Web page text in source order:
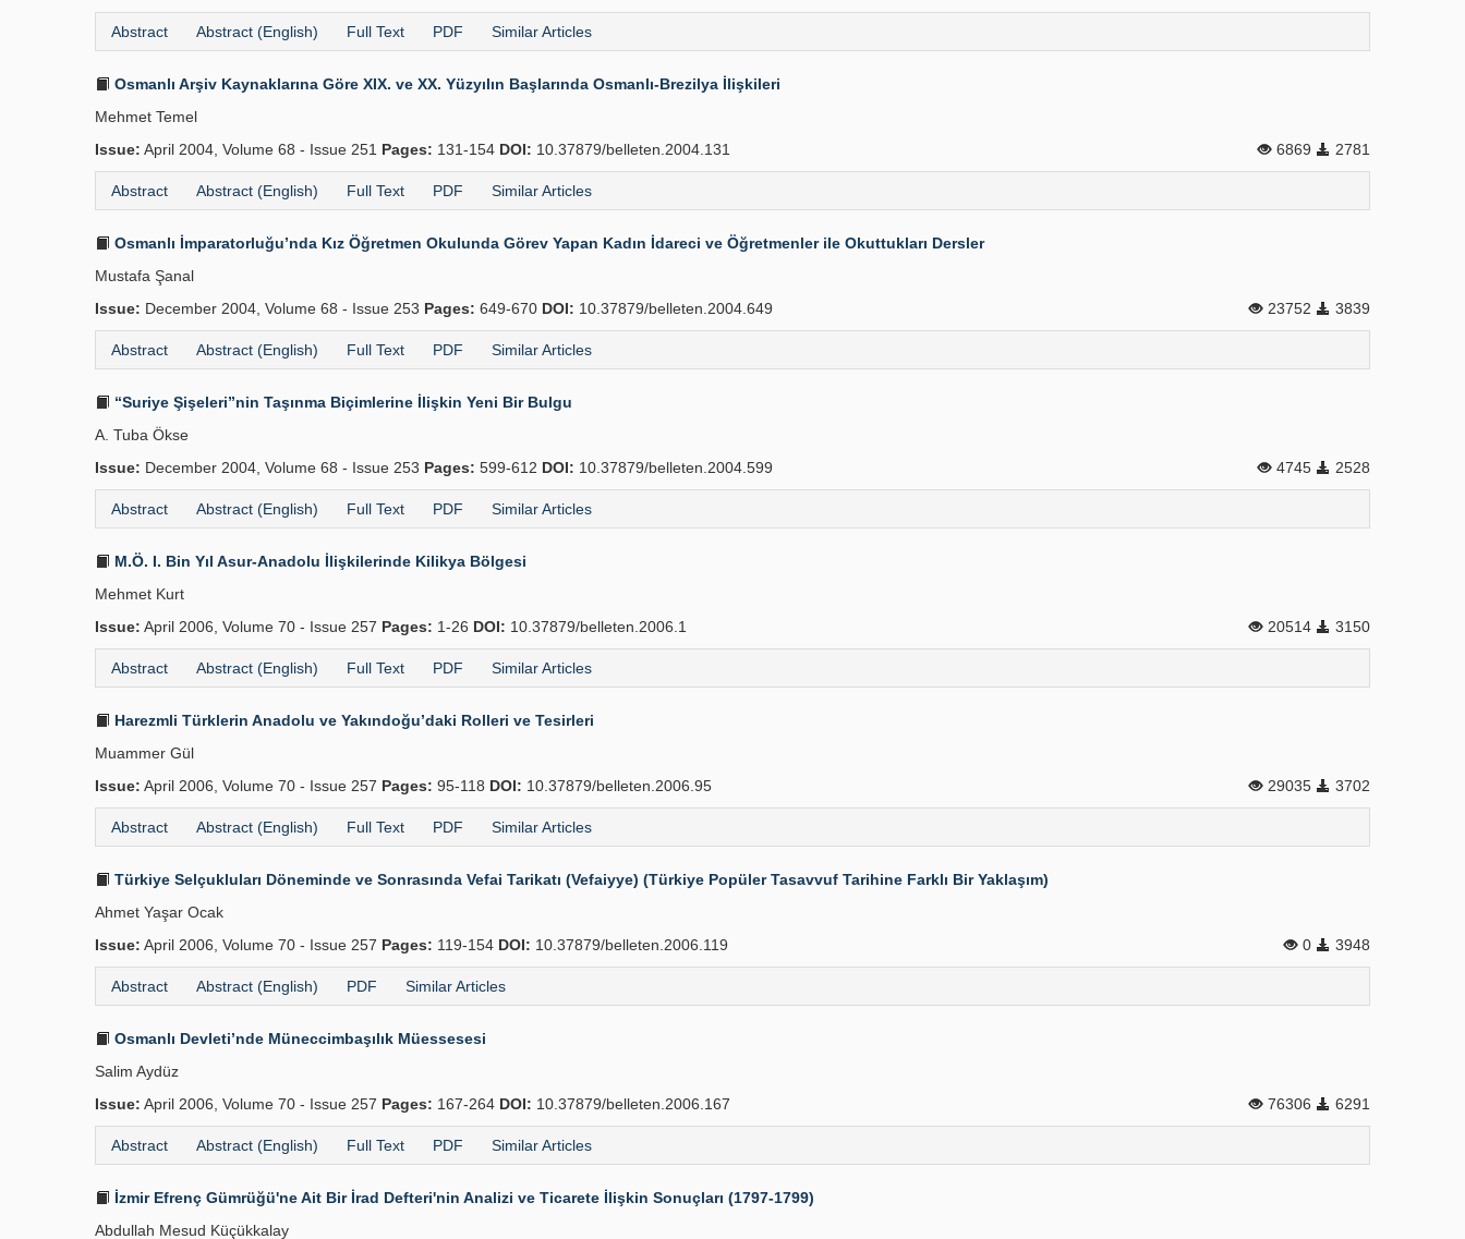
Abstract Abstract (English) Full Text PDF Similar Articles
Osmanlı Arşiv Kaynaklarına Göre XIX. ve XX. Yüzyılın Başlarında Osmanlı-Brezilya İlişkileri
Mehmet Temel
Issue: April 2004, Volume 68 - Issue 251 Pages: 131-154 DOI: 10.37879/belleten.2004.131 6869 2781
Abstract Abstract (English) Full Text PDF Similar Articles
Osmanlı İmparatorluğu’nda Kız Öğretmen Okulunda Görev Yapan Kadın İdareci ve Öğretmenler ile Okuttukları Dersler
Mustafa Şanal
Issue: December 2004, Volume 68 - Issue 253 Pages: 649-670 DOI: 10.37879/belleten.2004.649 23752 3839
Abstract Abstract (English) Full Text PDF Similar Articles
“Suriye Şişeleri”nin Taşınma Biçimlerine İlişkin Yeni Bir Bulgu
A. Tuba Ökse
Issue: December 2004, Volume 68 - Issue 253 Pages: 599-612 DOI: 10.37879/belleten.2004.599 4745 2528
Abstract Abstract (English) Full Text PDF Similar Articles
M.Ö. I. Bin Yıl Asur-Anadolu İlişkilerinde Kilikya Bölgesi
Mehmet Kurt
Issue: April 2006, Volume 70 - Issue 257 Pages: 1-26 DOI: 10.37879/belleten.2006.1 20514 3150
Abstract Abstract (English) Full Text PDF Similar Articles
Harezmli Türklerin Anadolu ve Yakındoğu’daki Rolleri ve Tesirleri
Muammer Gül
Issue: April 2006, Volume 70 - Issue 257 Pages: 95-118 DOI: 10.37879/belleten.2006.95 29035 3702
Abstract Abstract (English) Full Text PDF Similar Articles
Türkiye Selçukluları Döneminde ve Sonrasında Vefai Tarikatı (Vefaiyye) (Türkiye Popüler Tasavvuf Tarihine Farklı Bir Yaklaşım)
Ahmet Yaşar Ocak
Issue: April 2006, Volume 70 - Issue 257 Pages: 119-154 DOI: 10.37879/belleten.2006.119 0 3948
Abstract Abstract (English) PDF Similar Articles
Osmanlı Devleti’nde Müneccimbaşılık Müessesesi
Salim Aydüz
Issue: April 2006, Volume 70 - Issue 257 Pages: 167-264 DOI: 10.37879/belleten.2006.167 76306 6291
Abstract Abstract (English) Full Text PDF Similar Articles
İzmir Efrenç Gümrüğü'ne Ait Bir İrad Defteri'nin Analizi ve Ticarete İlişkin Sonuçları (1797-1799)
Abdullah Mesud Küçükkalay